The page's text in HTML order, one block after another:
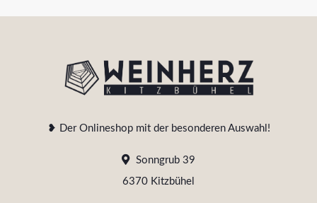
❥ Der Onlineshop mit der besonderen Auswahl!
Sonngrub 39
6370 Kitzbühel